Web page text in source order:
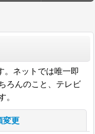
。ネットでは唯一即
ろんのこと、テレビ
。
変更